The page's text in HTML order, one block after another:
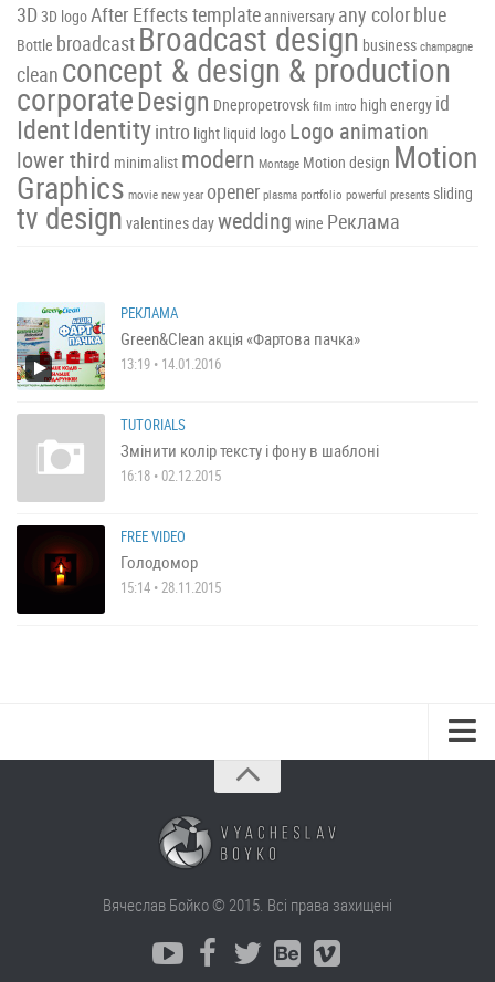
3D 3D logoAfter Effects template anniversary any colorblue
Bottle broadcast Broadcast design business champagne
clean concept & design & production
corporateDesign Dnepropetrovsk film intro high energy id
IdentIdentityintro light liquid logo Logo animation
lower third minimalist modern Montage Motion design Motion
Graphics movie new year opener plasma portfolio powerful presents sliding
tv design valentines daywedding wine Реклама
РЕКЛАМА
Green&Clean акція «Фартова пачка»
13:19 • 14.01.2016
TUTORIALS
Змінити колір тексту і фону в шаблоні
16:18 • 02.12.2015
FREE VIDEO
Голодомор
15:14 • 28.11.2015
Вячеслав Бойко © 2015. Всі права захищені